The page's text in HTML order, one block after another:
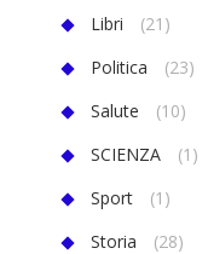
Libri
(21)
Politica
(23)
Salute
(10)
SCIENZA
(1)
Sport
(1)
Storia
(28)